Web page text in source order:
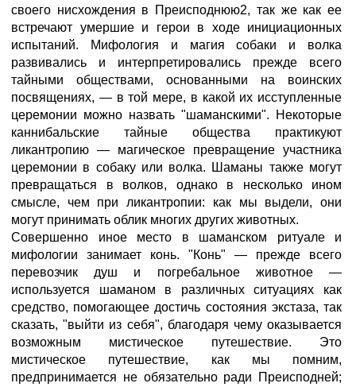
своего нисхождения в Преисподнюю2, так же как ее
встречают умершие и герои в ходе инициационных
испытаний. Мифология и магия собаки и волка
развивались и интерпретировались прежде всего
тайными обществами, основанными на воинских
посвящениях, — в той мере, в какой их исступленные
церемонии можно назвать "шаманскими". Некоторые
каннибальские тайные общества практикуют
ликантропию — магическое превращение участника
церемонии в собаку или волка. Шаманы также могут
превращаться в волков, однако в несколько ином
смысле, чем при ликантропии: как мы выдели, они
могут принимать облик многих других животных.
Совершенно иное место в шаманском ритуале и
мифологии занимает конь. "Конь" — прежде всего
перевозчик душ и погребальное животное —
используется шаманом в различных ситуациях как
средство, помогающее достичь состояния экстаза, так
сказать, "выйти из себя", благодаря чему оказывается
возможным мистическое путешествие. Это
мистическое путешествие, как мы помним,
предпринимается не обязательно ради Преисподней;